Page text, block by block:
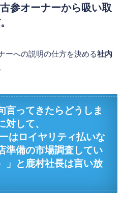
参オーナーから吸い取
ーへの説明の仕方を決める社内
言ってきたらどうしま
して、
はロイヤリティ払いな
準備の市場調査してい
」と鹿村社長は言い放